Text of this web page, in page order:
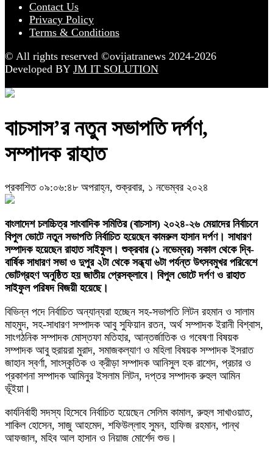
Contact Us
Privacy Policy
Terms & Conditions
© All rights reserved ©ovijatranews 2024-2026
Developed BY JM IT SOLUTION
বাচসাস’র নতুন সভাপতি দর্পণ,
সম্পাদক রাহাত
প্রকাশিত ০৯:০৬:৪৮ অপরাহ্ন, শুক্রবার, ১ নভেম্বর ২০২৪
বাংলাদেশ চলচ্চিত্র সাংবাদিক সমিতির (বাচসাস) ২০২৪-২৬ মেয়াদের নির্বাচনে
বিপুল ভোটে নতুন সভাপতি নির্বাচিত হয়েছেন কামরুল হাসান দর্পণ। সাধারণ
সম্পাদক হয়েছেন রাহাত সাইফুল। শুক্রবার (১ নভেম্বর) সকাল থেকে দ্বি-
বার্ষিক সাধারণ সভা ও দুপুর ২টা থেকে সন্ধ্যা ৬টা পর্যন্ত উৎসবমুখর পরিবেশে
ভোটগ্রহণ অনুষ্ঠিত হয় জাতীয় প্রেসক্লাবে। বিপুল ভোটে দর্পণ ও রাহাত
সাইফুল পরিষদ বিজয়ী হয়েছে।
বিভিন্ন পদে নির্বাচিত অন্যান্যরা হচ্ছেন সহ-সভাপতি লিটন রহমান ও সালাম
মাহমুদ, সহ-সাধারণ সম্পাদক আবু সুফিয়ান রতন, অর্থ সম্পাদক ইরানী বিশ্বাস,
সাংগঠনিক সম্পাদক মোস্তফা মতিহার, আন্তর্জাতিক ও গবেষণা বিষয়ক
সম্পাদক আবু হুরায়রা মুরাদ, সমাজকল্যাণ ও মহিলা বিষয়ক সম্পাদক ইসরাত
জাহান স্বর্ণা, সাংস্কৃতিক ও ক্রীড়া সম্পাদক আনিসুল হক রাশেদ, প্রচার ও
প্রকাশনা সম্পাদক আমিনুর ইসলাম লিটন, দপ্তর সম্পাদক রুহুল আমিন
ভূঁইয়া।
কার্যনির্বাহী সদস্য হিসেবে নির্বাচিত হয়েছেন সেলিম কামাল, রুহুল সাখাওয়াত,
শাকিল হোসেন, সাজু আহমেদ, শফিউল্লাহ সুমন, হাফিজ রহমান, পান্থ
আফজাল, মহিব আল হাসান ও নিয়াজ মোর্শেদ শুভ।